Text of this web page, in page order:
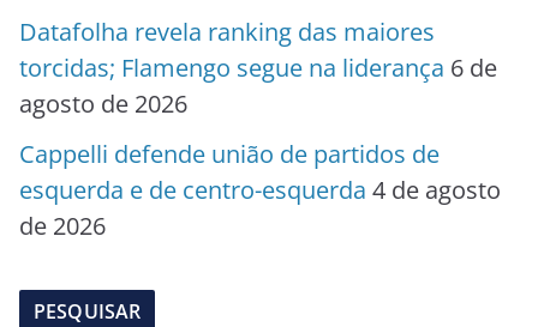
Datafolha revela ranking das maiores
torcidas; Flamengo segue na liderança 6 de
agosto de 2026
Cappelli defende união de partidos de
esquerda e de centro-esquerda 4 de agosto
de 2026
PESQUISAR